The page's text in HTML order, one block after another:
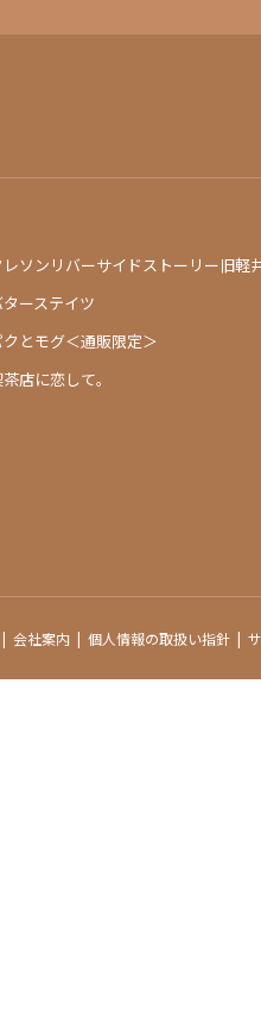
レソンリバーサイドストーリー旧軽
ターステイツ
とモグ＜通販限定＞
店に恋して。
会社案内 個人情報の取扱い指針